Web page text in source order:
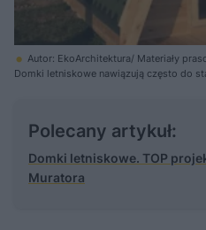
Autor: EkoArchitektura/ Materiały
Domki letniskowe nawiązują często do
Polecany artykuł:
Domki letniskowe. TOP
Muratora